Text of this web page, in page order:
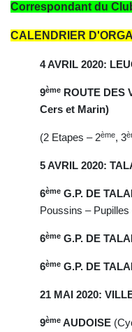
Correspondant du
CALENDRIER
4 AVRIL 2020:
9ème ROUTE DES
Cers et Marin)
(2 Etapes – 2ème, 3
5 AVRIL 2020:
6ème G.P. DE
Poussins –
6ème G.P. DE
6ème G.P. DE
21 MAI 2020:
9ème AUDOISE